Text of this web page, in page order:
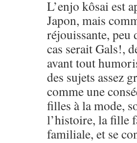
L’enjo kôsai est
Japon, mais
réjouissante, peu
cas serait Gals!,
avant tout
des sujets assez
comme une
filles à la mode,
l’histoire, la fille
familiale, et se